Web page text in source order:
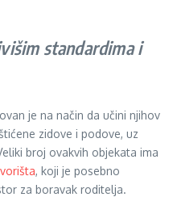
standardima i
je na način da učini njihov
zidove i podove, uz
broj ovakvih objekata ima
, koji je posebno
za boravak roditelja.